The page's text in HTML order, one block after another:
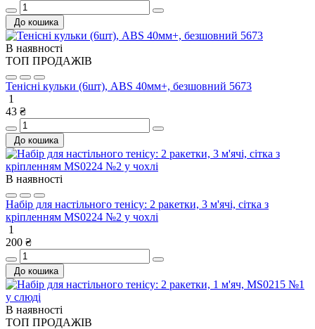
До кошика
В наявності
ТОП ПРОДАЖІВ
Тенісні кульки (6шт), ABS 40мм+, безшовний 5673
1
43 ₴
До кошика
В наявності
Набір для настільного тенісу: 2 ракетки, 3 м'ячі, сітка з
кріпленням MS0224 №2 у чохлі
1
200 ₴
До кошика
В наявності
ТОП ПРОДАЖІВ